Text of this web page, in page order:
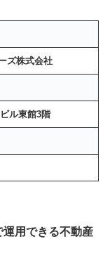
ズ株式会社
ル東館3階
運用できる不動産